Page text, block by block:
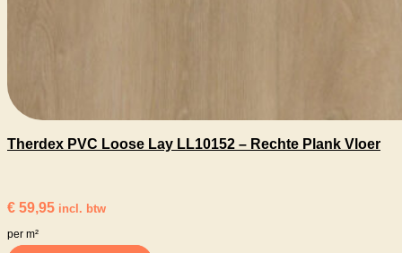
Therdex PVC Loose Lay LL10152 – Rechte Plank Vloer
€ 59,95 incl. btw
per m²